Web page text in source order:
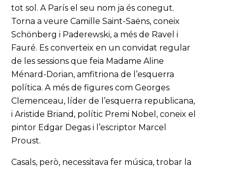
tot sol. A París el seu nom ja és conegut.
Torna a veure Camille Saint-Saëns, coneix
Schönberg i Paderewski, a més de Ravel i
Fauré. Es converteix en un convidat regular
de les sessions que feia Madame Aline
Ménard-Dorian, amfitriona de l’esquerra
política. A més de figures com Georges
Clemenceau, líder de l’esquerra republicana,
i Aristide Briand, polític Premi Nobel, coneix el
pintor Edgar Degas i l’escriptor Marcel
Proust.
Casals, però, necessitava fer música, trobar la